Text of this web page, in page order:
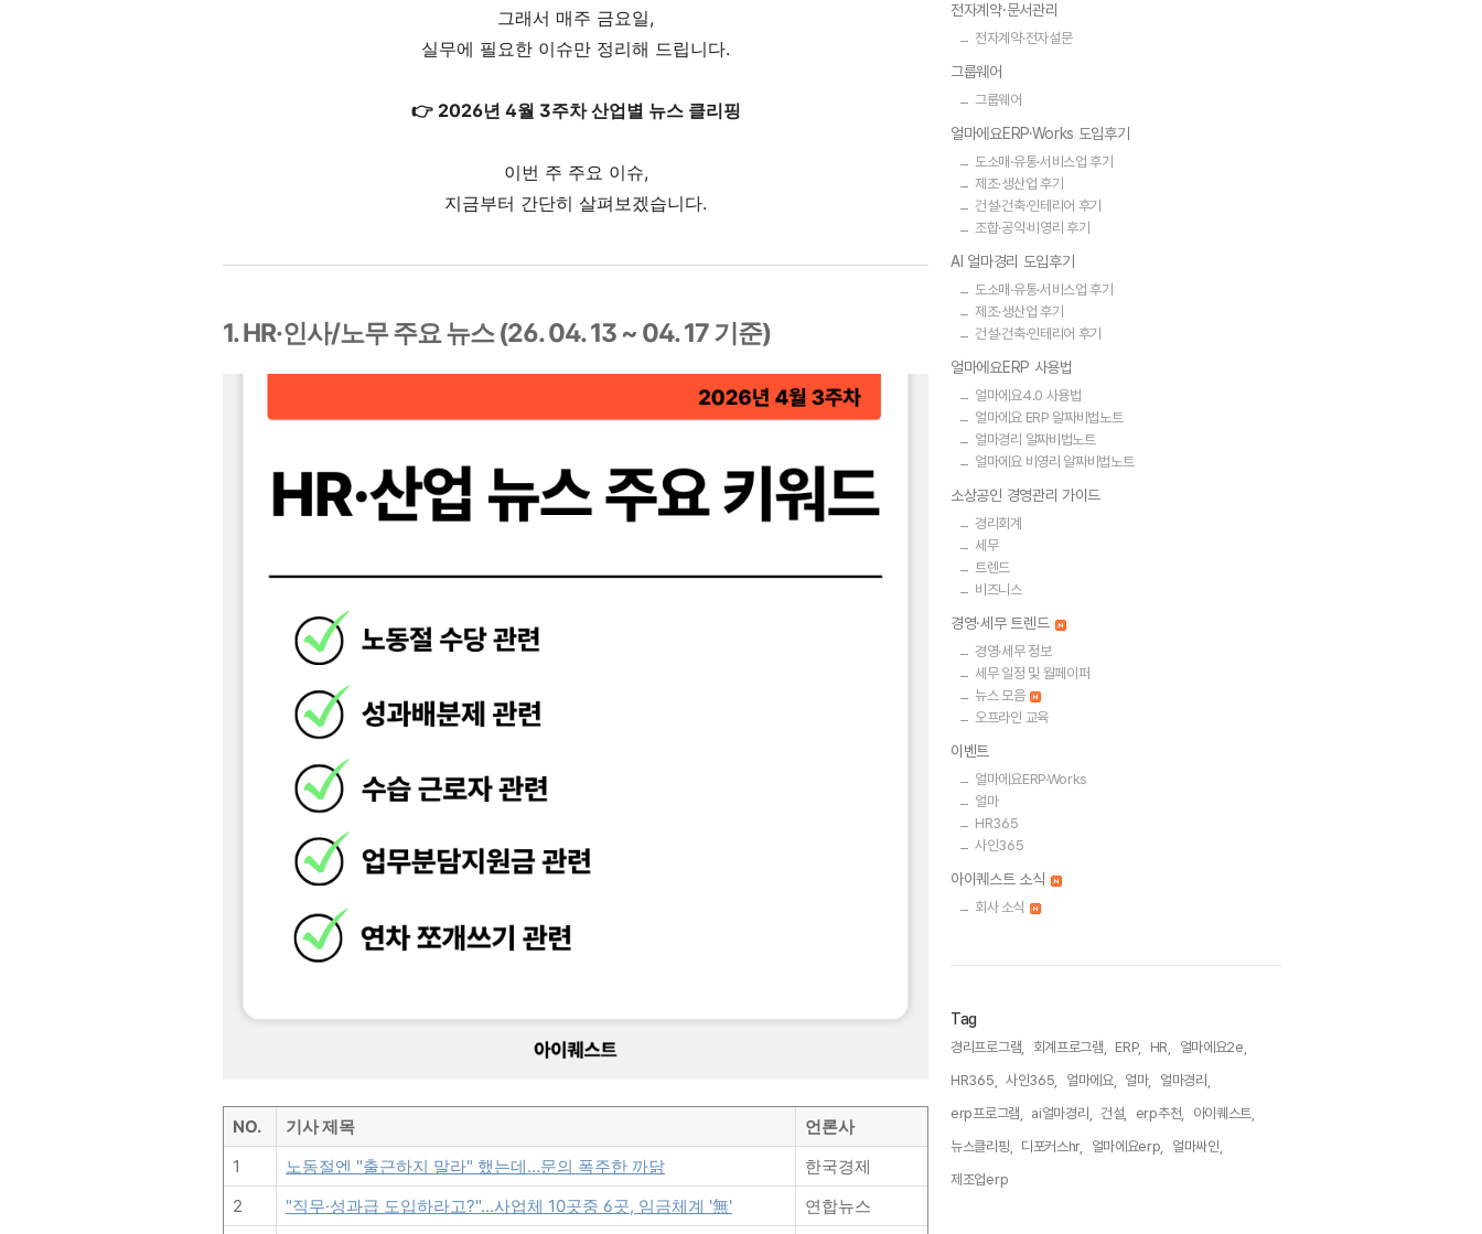
그래서 매주 금요일,
실무에 필요한 이슈만 정리해 드립니다.
👉 2026년 4월 3주차 산업별 뉴스 클리핑
이번 주 주요 이슈,
지금부터 간단히 살펴보겠습니다.
1. HR·인사/노무 주요 뉴스 (26. 04. 13 ~ 04. 17 기준)
NO. 기사 제목
언론사
1
노동절엔 "출근하지 말라" 했는데…문의 폭주한 까닭
한국경제
2
"직무·성과급 도입하라고?"…사업체 10곳중 6곳, 임금체계 '無'
연합뉴스
전자계약·문서관리
전자계약·전자설문
그룹웨어
그룹웨어
얼마에요ERP·Works 도입후기
도소매·유통·서비스업 후기
제조·생산업 후기
건설·건축·인테리어 후기
조합·공익·비영리 후기
AI 얼마경리 도입후기
도소매·유통·서비스업 후기
제조·생산업 후기
건설·건축·인테리어 후기
얼마에요ERP 사용법
얼마에요4.0 사용법
얼마에요 ERP 알짜비법노트
얼마경리 알짜비법노트
얼마에요 비영리 알짜비법노트
소상공인 경영관리 가이드
경리회계
세무
트렌드
비즈니스
경영·세무 트렌드
경영·세무 정보
세무 일정 및 월페이퍼
뉴스 모음
오프라인 교육
이벤트
얼마에요ERP·Works
얼마
HR365
사인365
아이퀘스트 소식
회사 소식
Tag
경리프로그램, 회계프로그램, ERP, HR,
얼마에요2e,
HR365,
사인365, 얼마에요, 얼마,
얼마경리,
erp프로그램,
ai얼마경리, 건설, erp추천,
아이퀘스트,
뉴스클리핑,
디포커스hr, 얼마에요erp,
얼마싸인,
제조업erp,